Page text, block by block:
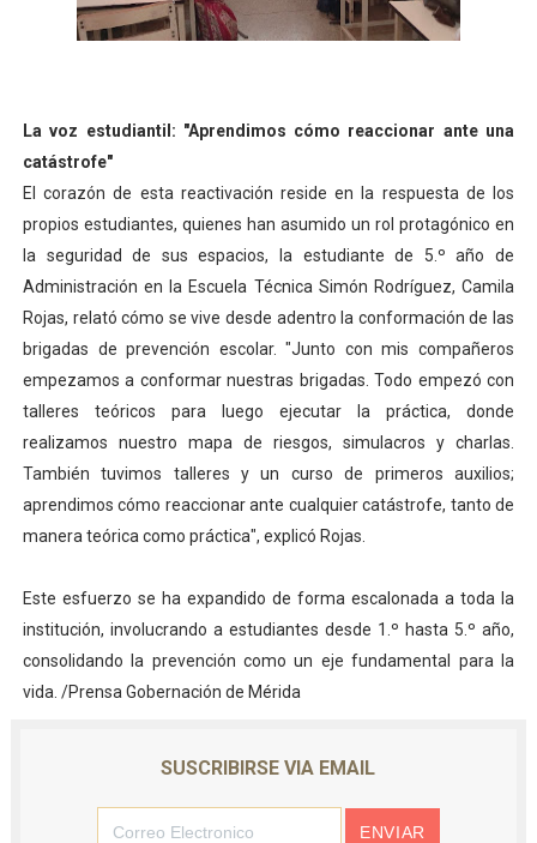
‎La voz estudiantil: "Aprendimos cómo reaccionar ante una
catástrofe"
‎El corazón de esta reactivación reside en la respuesta de los
propios estudiantes, quienes han asumido un rol protagónico en
la seguridad de sus espacios, la estudiante de 5.º año de
Administración en la Escuela Técnica Simón Rodríguez, Camila
Rojas, relató cómo se vive desde adentro la conformación de las
brigadas de prevención escolar. "Junto con mis compañeros
empezamos a conformar nuestras brigadas. Todo empezó con
talleres teóricos para luego ejecutar la práctica, donde
realizamos nuestro mapa de riesgos, simulacros y charlas.
También tuvimos talleres y un curso de primeros auxilios;
aprendimos cómo reaccionar ante cualquier catástrofe, tanto de
manera teórica como práctica", explicó Rojas.
‎Este esfuerzo se ha expandido de forma escalonada a toda la
institución, involucrando a estudiantes desde 1.º hasta 5.º año,
consolidando la prevención como un eje fundamental para la
vida. /Prensa Gobernación de Mérida
SUSCRIBIRSE VIA EMAIL